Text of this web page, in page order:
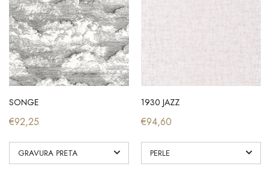
SONGE
€92,25
1930 JAZZ
€94,60